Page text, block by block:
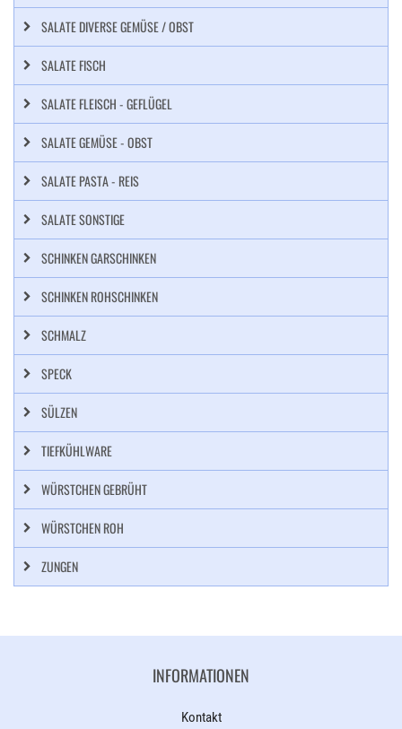
SALATE DIVERSE GEMÜSE / OBST
SALATE FISCH
SALATE FLEISCH - GEFLÜGEL
SALATE GEMÜSE - OBST
SALATE PASTA - REIS
SALATE SONSTIGE
SCHINKEN GARSCHINKEN
SCHINKEN ROHSCHINKEN
SCHMALZ
SPECK
SÜLZEN
TIEFKÜHLWARE
WÜRSTCHEN GEBRÜHT
WÜRSTCHEN ROH
ZUNGEN
INFORMATIONEN
Kontakt